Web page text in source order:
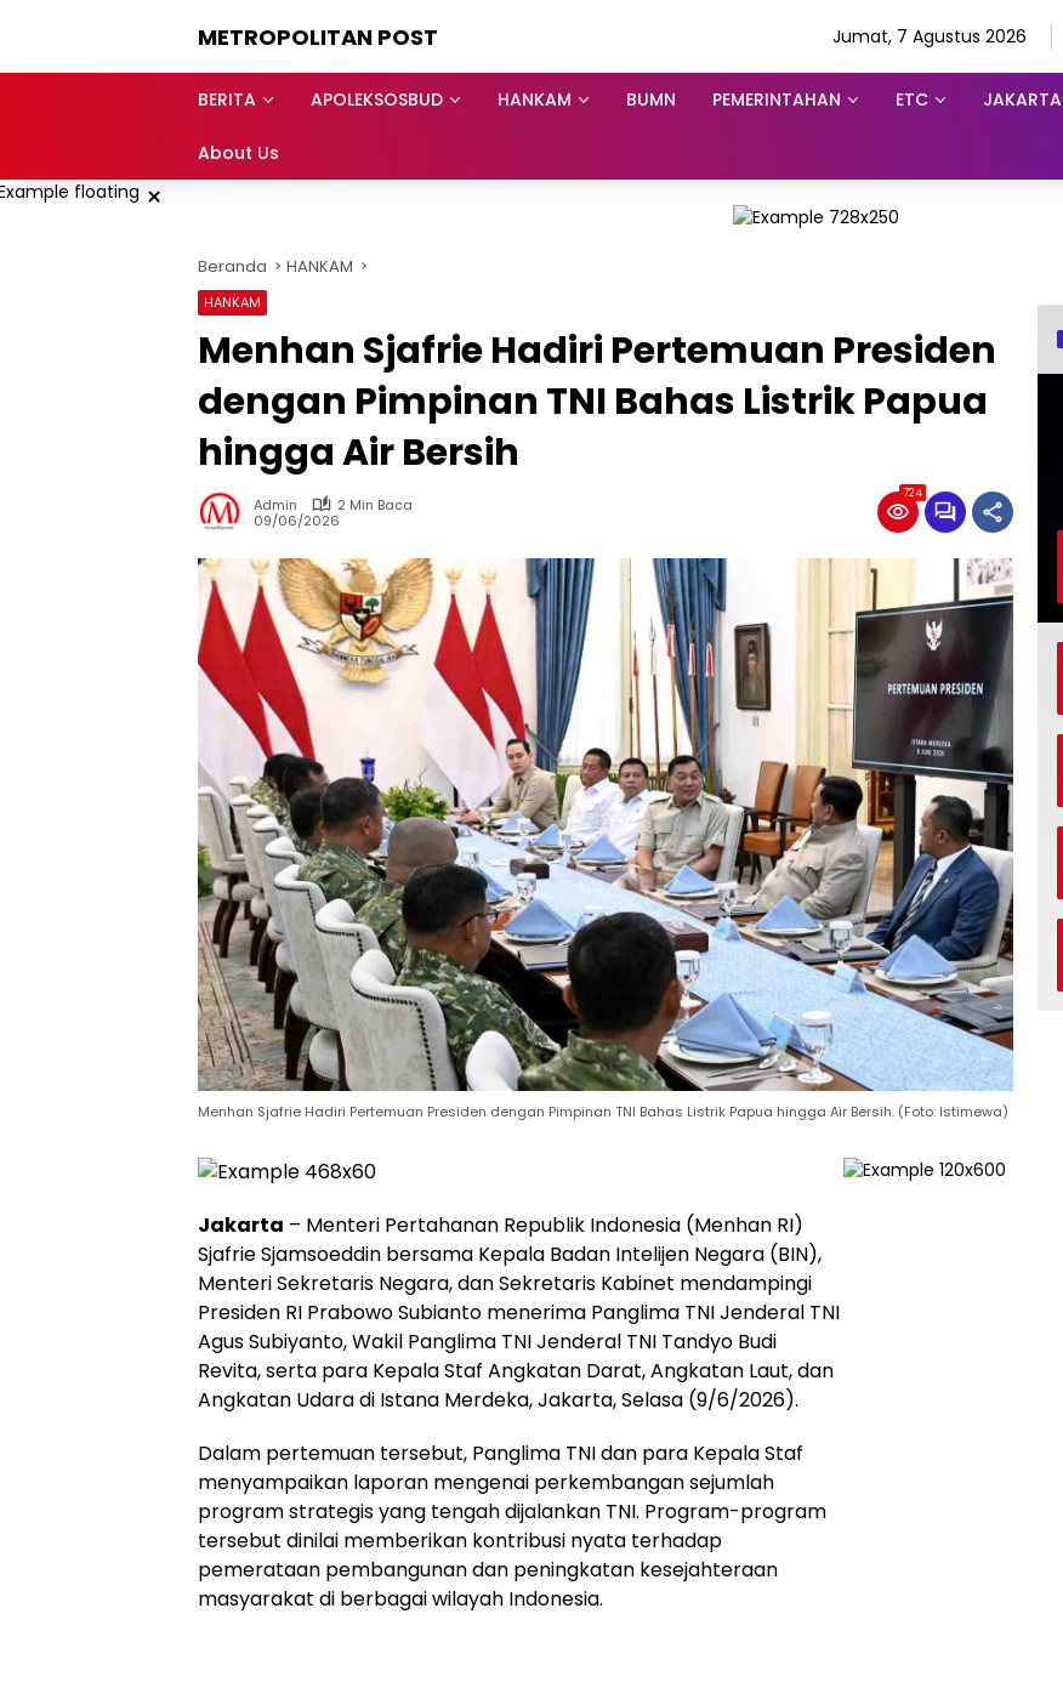
METROPOLITAN POST Jumat, 7 Agustus 2026
BERITA APOLEKSOSBUD HANKAM BUMN PEMERINTAHAN ETC JAKARTA
About Us
×
Beranda HANKAM
HANKAM
Menhan Sjafrie Hadiri Pertemuan Presiden
dengan Pimpinan TNI Bahas Listrik Papua
hingga Air Bersih
Admin
2 Min Baca
09/06/2026
724
Menhan Sjafrie Hadiri Pertemuan Presiden dengan Pimpinan TNI Bahas Listrik Papua hingga Air Bersih. (Foto: Istimewa)
Jakarta – Menteri Pertahanan Republik Indonesia (Menhan RI)
Sjafrie Sjamsoeddin bersama Kepala Badan Intelijen Negara (BIN),
Menteri Sekretaris Negara, dan Sekretaris Kabinet mendampingi
Presiden RI Prabowo Subianto menerima Panglima TNI Jenderal TNI
Agus Subiyanto, Wakil Panglima TNI Jenderal TNI Tandyo Budi
Revita, serta para Kepala Staf Angkatan Darat, Angkatan Laut, dan
Angkatan Udara di Istana Merdeka, Jakarta, Selasa (9/6/2026).
Dalam pertemuan tersebut, Panglima TNI dan para Kepala Staf
menyampaikan laporan mengenai perkembangan sejumlah
program strategis yang tengah dijalankan TNI. Program-program
tersebut dinilai memberikan kontribusi nyata terhadap
pemerataan pembangunan dan peningkatan kesejahteraan
masyarakat di berbagai wilayah Indonesia.